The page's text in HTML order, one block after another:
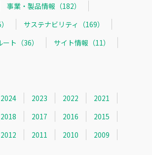
事業・製品情報（182）
サステナビリティ（169）
ート（36）
サイト情報（11）
2024 2023 2022
2021
2018 2017 2016
2015
2012 2011 2010
2009